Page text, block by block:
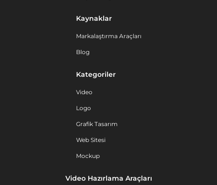
Kaynaklar
Markalaştırma Araçları
Blog
Kategoriler
Video
Logo
Grafik Tasarım
Web Sitesi
Mockup
Video Hazırlama Araçları